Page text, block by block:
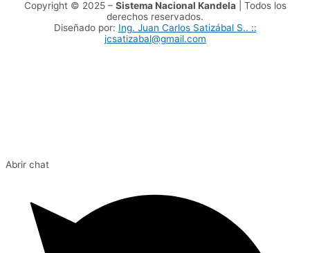
Copyright © 2025 – Sistema Nacional Kandela| Todos los
derechos reservados.
Diseñado por: Ing. Juan Carlos Satizábal S.. ::
jcsatizabal@gmail.com
Abrir chat